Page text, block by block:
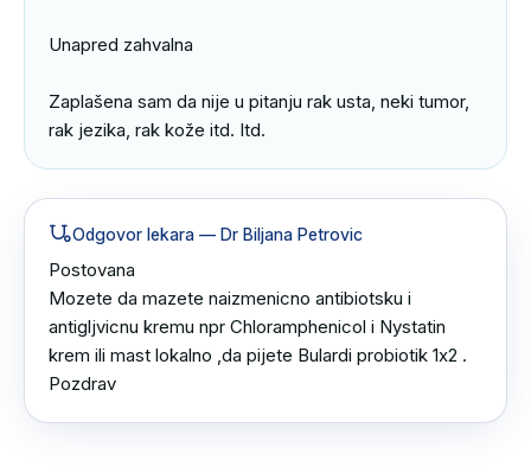
Unapred zahvalna
Zaplašena sam da nije u pitanju rak usta, neki tumor,
rak jezika, rak kože itd. Itd.
Odgovor lekara — Dr Biljana Petrovic
Postovana
Mozete da mazete naizmenicno antibiotsku i
antigljvicnu kremu npr Chloramphenicol i Nystatin
krem ili mast lokalno ,da pijete Bulardi probiotik 1x2 .
Pozdrav